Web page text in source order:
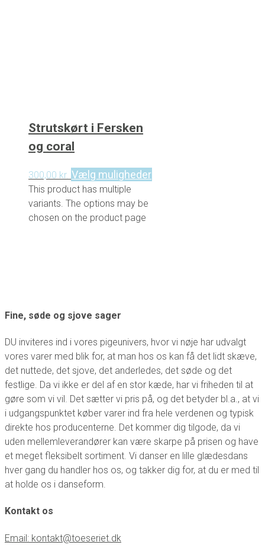
Strutskørt i Fersken
og coral
300,00 kr. Vælg muligheder
This product has multiple
variants. The options may be
chosen on the product page
Fine, søde og sjove sager
DU inviteres ind i vores pigeunivers, hvor vi nøje har udvalgt
vores varer med blik for, at man hos os kan få det lidt skæve,
det nuttede, det sjove, det anderledes, det søde og det
festlige. Da vi ikke er del af en stor kæde, har vi friheden til at
gøre som vi vil. Det sætter vi pris på, og det betyder bl.a., at vi
i udgangspunktet køber varer ind fra hele verdenen og typisk
direkte hos producenterne. Det kommer dig tilgode, da vi
uden mellemleverandører kan være skarpe på prisen og have
et meget fleksibelt sortiment. Vi danser en lille glædesdans
hver gang du handler hos os, og takker dig for, at du er med til
at holde os i danseform.
Kontakt os
Email: kontakt@toeseriet.dk